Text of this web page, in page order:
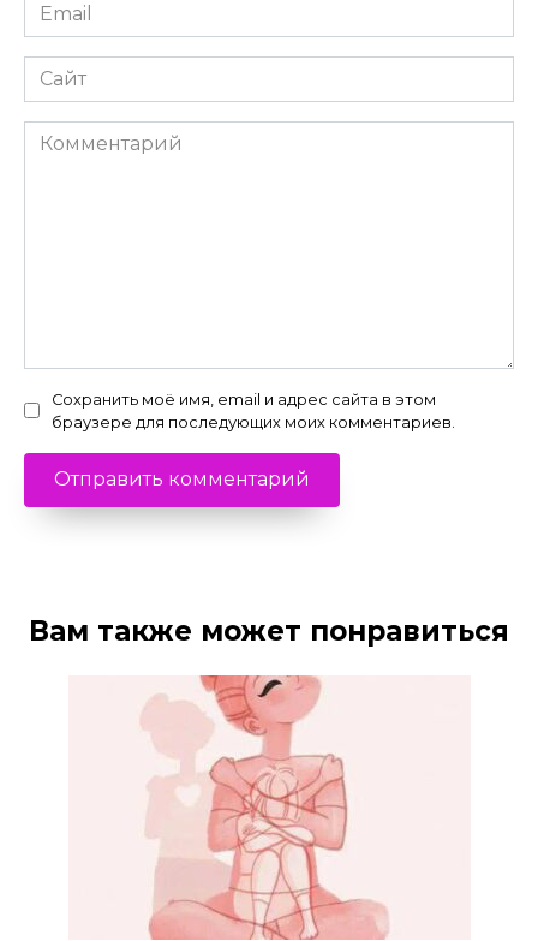
*
Сайт
Комментарий
Сохранить моё имя, email и адрес сайта в этом
браузере для последующих моих комментариев.
Вам также может понравиться